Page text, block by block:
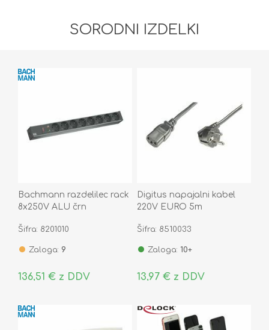
SORODNI IZDELKI
Bachmann razdelilec rack
8x250V ALU črn
2m 333.534
Šifra: 8201010
Zaloga: 9
136,51 € z DDV
Digitus napajalni kabel
220V EURO 5m
Šifra: 8510033
Zaloga: 10+
13,97 € z DDV